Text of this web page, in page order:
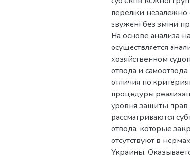
переліки
звужені без зміни
На основе анализа
осуществляется
хозяйственном
отвода и
отличия по
процедуры
уровня защиты прав
рассматриваются
отвода, которые
отсутствуют в
Украины.